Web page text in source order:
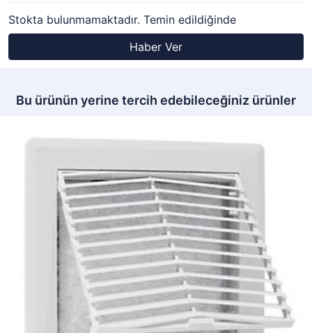
Stokta bulunmamaktadır. Temin edildiğinde
Haber Ver
Bu ürünün yerine tercih edebileceğiniz ürünler